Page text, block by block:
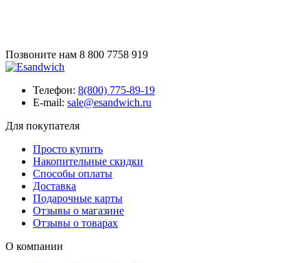
Позвоните нам 8 800 7758 919
Телефон: 8(800) 775-89-19
E-mail: sale@esandwich.ru
Для покупателя
Просто купить
Накопительные скидки
Способы оплаты
Доставка
Подарочные карты
Отзывы о магазине
Отзывы о товарах
О компании